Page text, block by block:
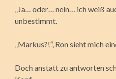
„Ja… oder… nein… ich weiß
unbestimmt.
„Markus?!“, Ron sieht mich
Doch anstatt zu antworten